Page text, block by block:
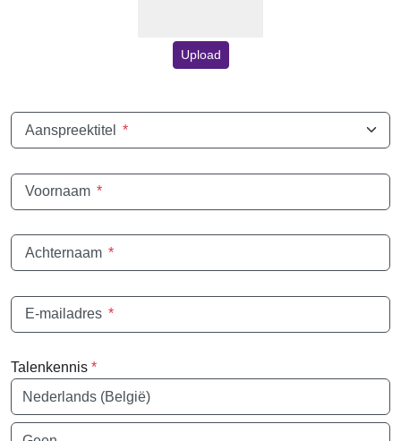
Upload
Aanspreektitel *
Voornaam *
Achternaam *
E-mailadres *
Talenkennis *
Taal
Taal